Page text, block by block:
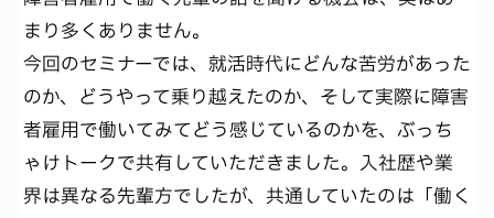
まり多くありません。
今回のセミナーでは、就活時代にどんな苦労があった
のか、どうやって乗り越えたのか、そして実際に障害
者雇用で働いてみてどう感じているのかを、ぶっち
ゃけトークで共有していただきました。入社歴や業
界は異なる先輩方でしたが、共通していたのは「働く